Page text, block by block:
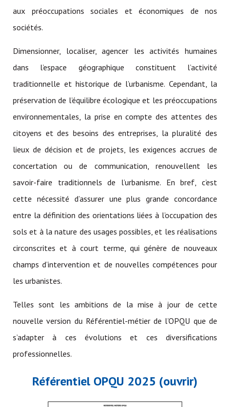
aux préoccupations sociales et économiques de nos
sociétés.
Dimensionner, localiser, agencer les activités humaines
dans l’espace géographique constituent l’activité
traditionnelle et historique de l’urbanisme. Cependant, la
préservation de l’équilibre écologique et les préoccupations
environnementales, la prise en compte des attentes des
citoyens et des besoins des entreprises, la pluralité des
lieux de décision et de projets, les exigences accrues de
concertation ou de communication, renouvellent les
savoir-faire traditionnels de l’urbanisme. En bref, c’est
cette nécessité d’assurer une plus grande concordance
entre la définition des orientations liées à l’occupation des
sols et à la nature des usages possibles, et les réalisations
circonscrites et à court terme, qui génère de nouveaux
champs d’intervention et de nouvelles compétences pour
les urbanistes.
Telles sont les ambitions de la mise à jour de cette
nouvelle version du Référentiel-métier de l’OPQU que de
s’adapter à ces évolutions et ces diversifications
professionnelles.
Référentiel OPQU 2025 (ouvrir)